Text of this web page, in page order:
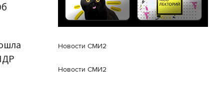
Новости СМИ2
Новости СМИ2